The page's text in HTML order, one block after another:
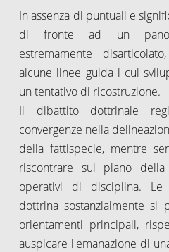
In assenza di puntuali e
di fronte ad un
estremamente
alcune linee guida i cui
un tentativo di ricostruzione.
Il dibattito dottrinale
convergenze nella
della fattispecie, mentre
riscontrare sul piano
operativi di disciplina.
dottrina sostanzialmente si
orientamenti principali,
auspicare l'emanazione di